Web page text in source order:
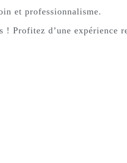
et professionnalisme.
Profitez d’une expérience